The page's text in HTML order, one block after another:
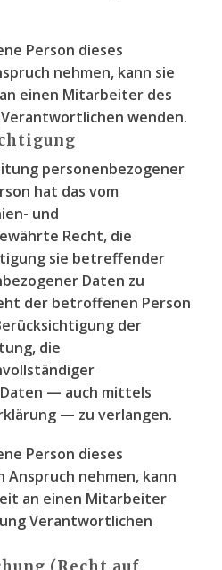
Person dieses
nehmen, kann sie
einen Mitarbeiter des
wenden.
personenbezogener
hat das vom
und
Recht, die
sie betreffender
Daten zu
der betroffenen Person
der
die
— auch mittels
— zu verlangen.
Person dieses
nehmen, kann
an einen Mitarbeiter
Verantwortlichen